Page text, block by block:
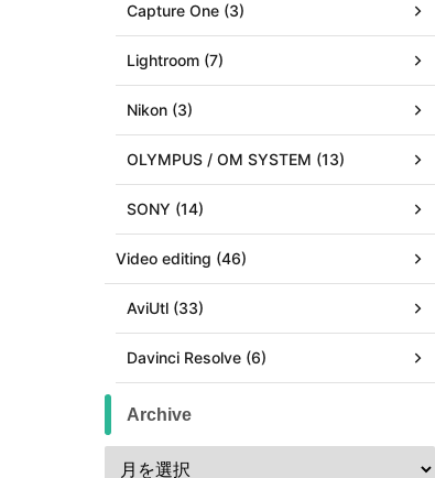
Capture One (3)
Lightroom (7)
Nikon (3)
OLYMPUS / OM SYSTEM (13)
SONY (14)
Video editing (46)
AviUtl (33)
Davinci Resolve (6)
Archive